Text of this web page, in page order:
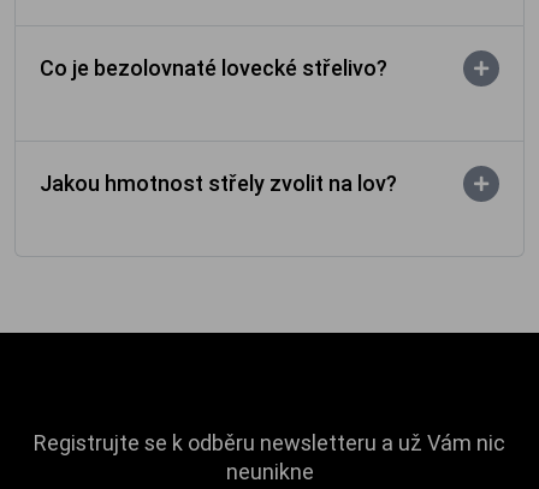
Co je bezolovnaté lovecké střelivo?
Jakou hmotnost střely zvolit na lov?
Registrujte se k odběru newsletteru a už Vám nic
neunikne